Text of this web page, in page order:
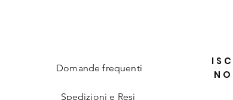
Domande frequenti
Spedizioni e Resi